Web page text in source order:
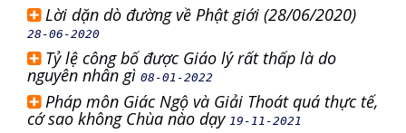
Lời dặn dò đường về Phật giới (28/06/2020)
28-06-2020
Tỷ lệ công bố được Giáo lý rất thấp là do
nguyên nhân gì 08-01-2022
Pháp môn Giác Ngộ và Giải Thoát quá thực tế,
cớ sao không Chùa nào dạy 19-11-2021